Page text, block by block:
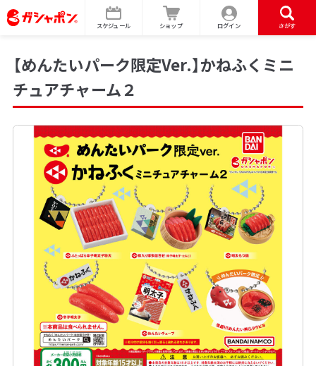
スケジュール ショップ ログイン さがす
【めんたいパーク限定Ver.】かねふくミニ
チュアチャーム２